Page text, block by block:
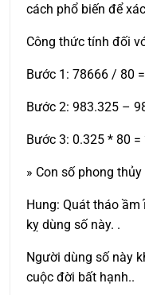
cách phổ biến để
Công thức tính đối
Bước 1: 78666 / 80
Bước 2: 983.325 –
Bước 3: 0.325 * 80 =
» Con số phong thủy
Hung: Quát tháo
kỵ dùng số này. .
Người dùng số này
cuộc đời bất hạnh..